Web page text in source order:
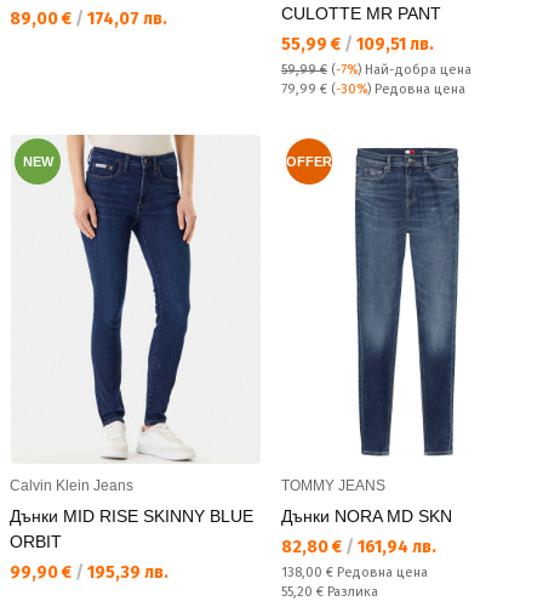
Текуща цена:
89,00 € / 174,07 лв.
CULOTTE MR PANT
Текуща цена:
55,99 € / 109,51 лв.
59,99 € (-7%) Най-добра цена
Редовна цена:
79,99 € (-30%) Редовна цена
NEW
Calvin Klein Jeans
Дънки MID RISE SKINNY BLUE
ORBIT
Текуща цена:
99,90 € / 195,39 лв.
OFFER
TOMMY JEANS
Дънки NORA MD SKN
Текуща цена:
82,80 € / 161,94 лв.
Редовна цена:
138,00 € Редовна цена
Спестявате:
55,20 € Разлика